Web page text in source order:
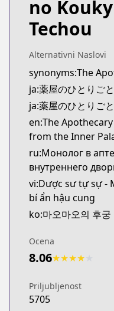
MangaUpdates
MangaUpdates
https://
novelUpdates
https://
Book☆Walker
Book☆Walker
https://
no
Techou
Alternativni Naslovi
ja:薬屋のひとりご
ja:薬屋のひとりご
en:The
from the Inner
ru:Монолог в
внутреннего
vi:Dược sư tự sự -
bí ẩn hậu cung
ko:마오마오의 후
Ocena
8.06★★★★
Priljubljenost
5705